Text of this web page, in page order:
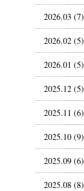
2026.03 (7)
2026.02 (5)
2026.01 (5)
2025.12 (5)
2025.11 (6)
2025.10 (9)
2025.09 (6)
2025.08 (8)